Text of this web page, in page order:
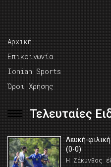
Αρχική
Επικοινωνία
Ionian Sports
Όροι Χρήσης
Τελευταίες
Λευκή-
(0-0)
Η Ζάκυνθος